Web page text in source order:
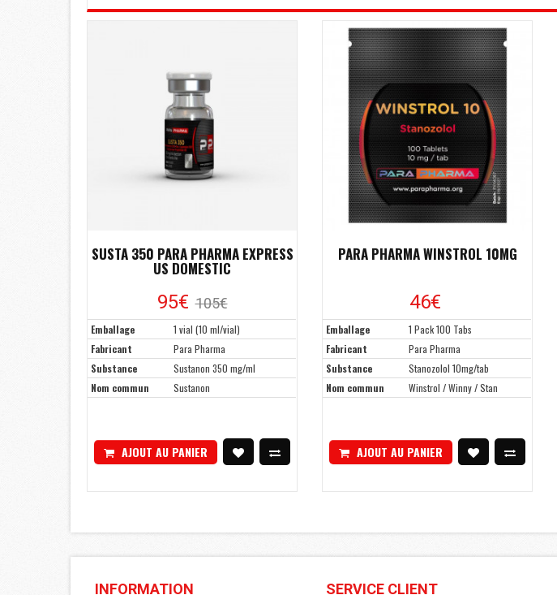
SUSTA 350 PARA PHARMA EXPRESS
US DOMESTIC
95€ 105€
Emballage
1 vial (10 ml/vial)
Fabricant
Para Pharma
Substance
Sustanon 350 mg/ml
Nom commun
Sustanon
AJOUT AU PANIER
PARA PHARMA WINSTROL 10MG
46€
Emballage
1 Pack 100 Tabs
Fabricant
Para Pharma
Substance
Stanozolol 10mg/tab
Nom commun
Winstrol / Winny / Stan
AJOUT AU PANIER
INFORMATION SERVICE CLIENT